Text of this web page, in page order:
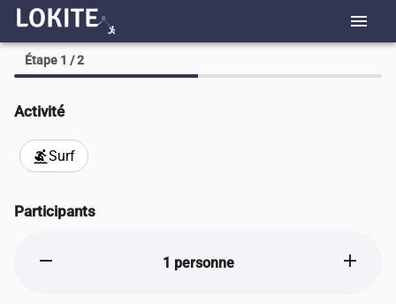
menu
Étape 1 / 2
Activité
surfingSurf
Participants
remove 1 personne add